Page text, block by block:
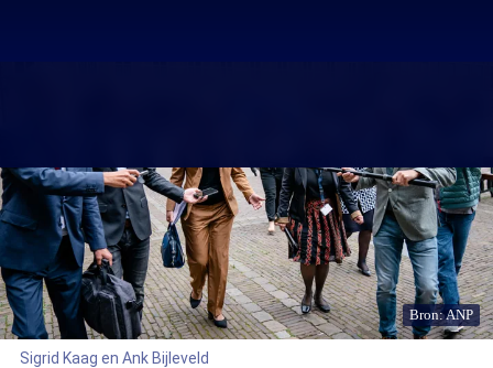
Bron: ANP
Sigrid Kaag en Ank Bijleveld